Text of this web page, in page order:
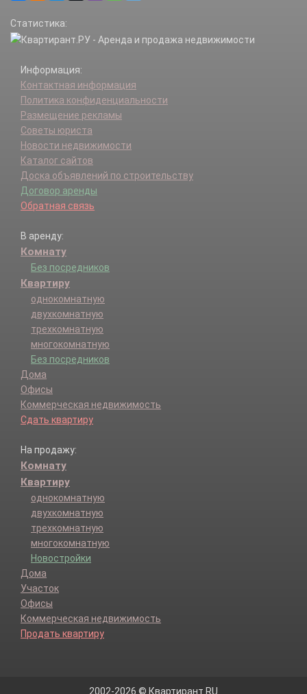
Статистика:
Информация:
Контактная информация
Политика конфиденциальности
Размещение рекламы
Советы юриста
Новости недвижимости
Каталог сайтов
Доска объявлений по строительству
Договор аренды
Обратная связь
В аренду:
Комнату
Без посредников
Квартиру
однокомнатную
двухкомнатную
трехкомнатную
многокомнатную
Без посредников
Дома
Офисы
Коммерческая недвижимость
Сдать квартиру
На продажу:
Комнату
Квартиру
однокомнатную
двухкомнатную
трехкомнатную
многокомнатную
Новостройки
Дома
Участок
Офисы
Коммерческая недвижимость
Продать квартиру
2002-2026 © Квартирант.RU